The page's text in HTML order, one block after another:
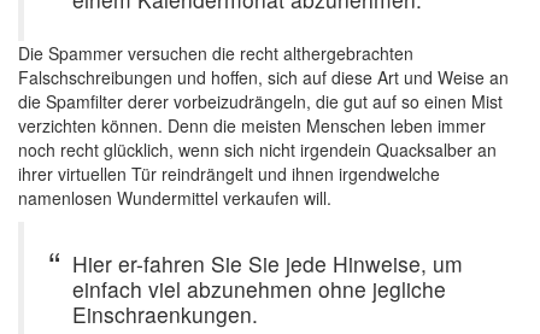
Die Spammer versuchen die recht althergebrachten
Falschschreibungen und hoffen, sich auf diese Art und Weise an
die Spamfilter derer vorbeizudrängeln, die gut auf so einen Mist
verzichten können. Denn die meisten Menschen leben immer
noch recht glücklich, wenn sich nicht irgendein Quacksalber an
ihrer virtuellen Tür reindrängelt und ihnen irgendwelche
namenlosen Wundermittel verkaufen will.
Hier er-fahren Sie Sie jede Hinweise, um
einfach viel abzunehmen ohne jegliche
Einschraenkungen.